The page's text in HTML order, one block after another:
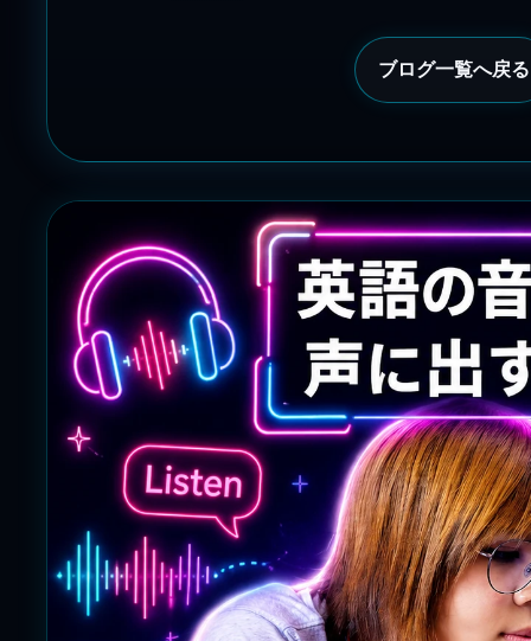
ブログ一覧へ戻る